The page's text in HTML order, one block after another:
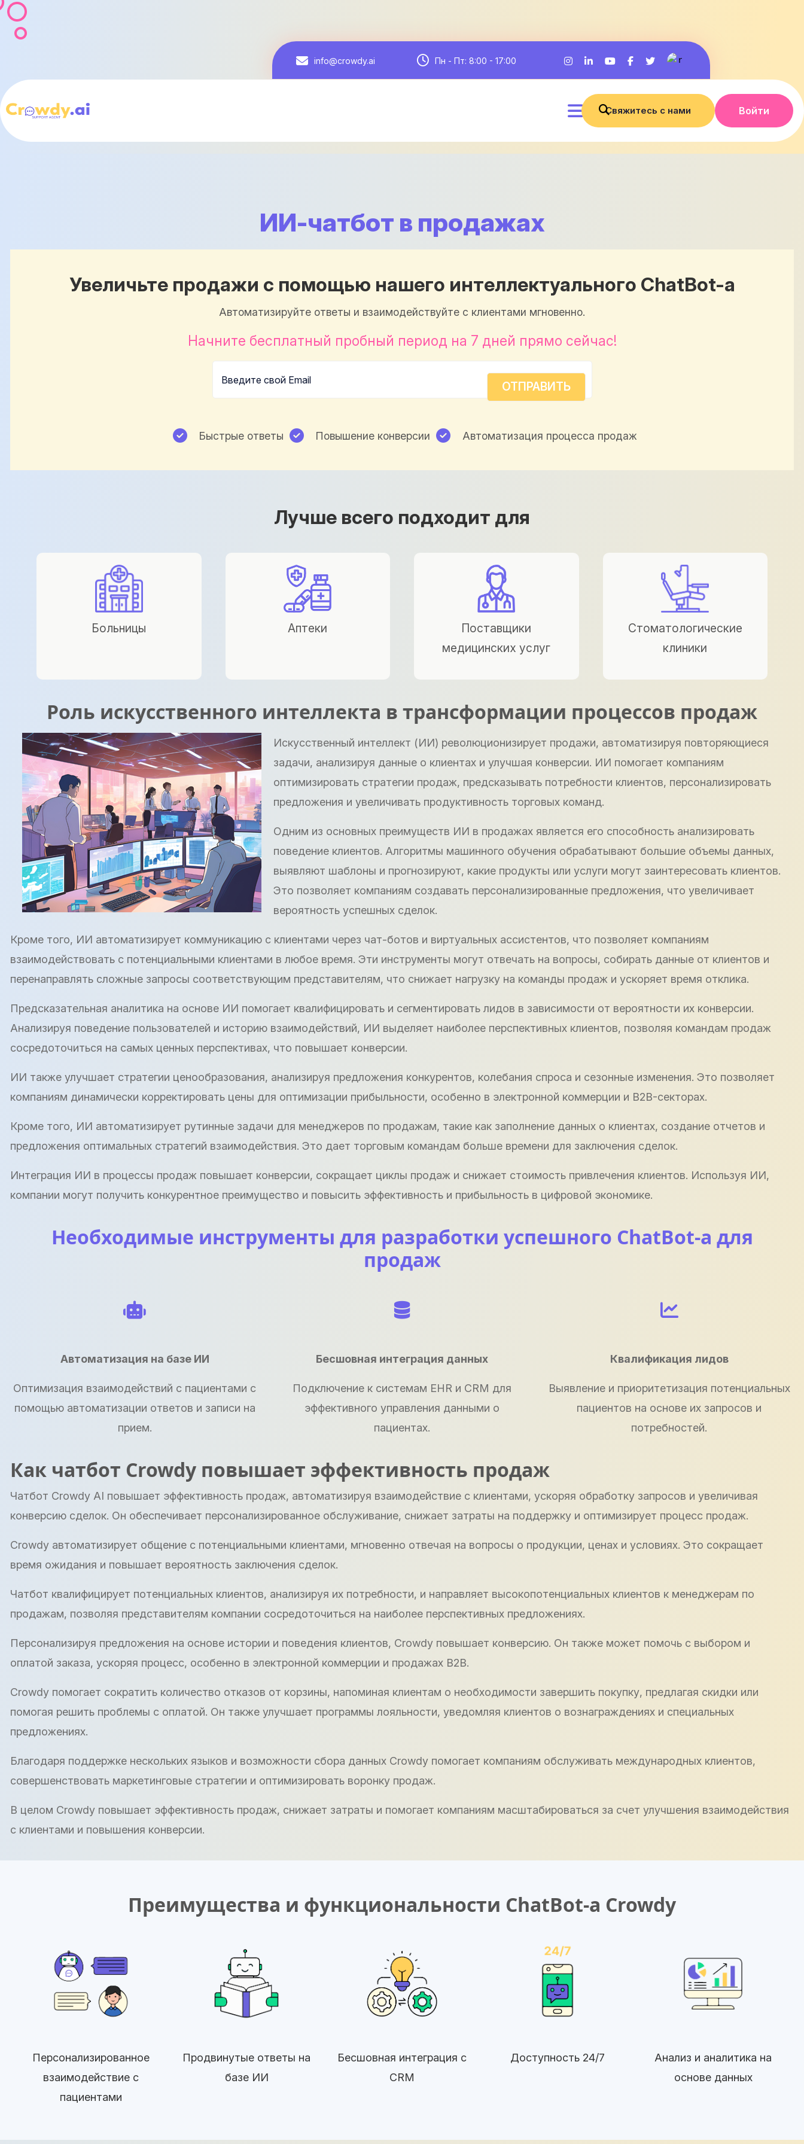
info@crowdy.ai Пн - Пт: 8:00 - 17:00
Свяжитесь с нами Войти
ИИ-чатбот в продажах
Увеличьте продажи с помощью нашего интеллектуального ChatBot-а
Автоматизируйте ответы и взаимодействуйте с клиентами мгновенно.
Начните бесплатный пробный период на 7 дней прямо сейчас!
Быстрые ответы Повышение конверсии Автоматизация процесса продаж
Лучше всего подходит для
Больницы Аптеки
Поставщики
медицинских услуг
Стоматологические
клиники
Роль искусственного интеллекта в трансформации процессов продаж
Искусственный интеллект (ИИ) революционизирует продажи, автоматизируя повторяющиеся
задачи, анализируя данные о клиентах и улучшая конверсии. ИИ помогает компаниям
оптимизировать стратегии продаж, предсказывать потребности клиентов, персонализировать
предложения и увеличивать продуктивность торговых команд.
Одним из основных преимуществ ИИ в продажах является его способность анализировать
поведение клиентов. Алгоритмы машинного обучения обрабатывают большие объемы данных,
выявляют шаблоны и прогнозируют, какие продукты или услуги могут заинтересовать клиентов.
Это позволяет компаниям создавать персонализированные предложения, что увеличивает
вероятность успешных сделок.
Кроме того, ИИ автоматизирует коммуникацию с клиентами через чат-ботов и виртуальных ассистентов, что позволяет компаниям
взаимодействовать с потенциальными клиентами в любое время. Эти инструменты могут отвечать на вопросы, собирать данные от клиентов и
перенаправлять сложные запросы соответствующим представителям, что снижает нагрузку на команды продаж и ускоряет время отклика.
Предсказательная аналитика на основе ИИ помогает квалифицировать и сегментировать лидов в зависимости от вероятности их конверсии.
Анализируя поведение пользователей и историю взаимодействий, ИИ выделяет наиболее перспективных клиентов, позволяя командам продаж
сосредоточиться на самых ценных перспективах, что повышает конверсии.
ИИ также улучшает стратегии ценообразования, анализируя предложения конкурентов, колебания спроса и сезонные изменения. Это позволяет
компаниям динамически корректировать цены для оптимизации прибыльности, особенно в электронной коммерции и B2B-секторах.
Кроме того, ИИ автоматизирует рутинные задачи для менеджеров по продажам, такие как заполнение данных о клиентах, создание отчетов и
предложения оптимальных стратегий взаимодействия. Это дает торговым командам больше времени для заключения сделок.
Интеграция ИИ в процессы продаж повышает конверсии, сокращает циклы продаж и снижает стоимость привлечения клиентов. Используя ИИ,
компании могут получить конкурентное преимущество и повысить эффективность и прибыльность в цифровой экономике.
Необходимые инструменты для разработки успешного ChatBot-а для
продаж
Автоматизация на базе ИИ
Оптимизация взаимодействий с пациентами с
помощью автоматизации ответов и записи на
прием.
Бесшовная интеграция данных
Подключение к системам EHR и CRM для
эффективного управления данными о
пациентах.
Квалификация лидов
Выявление и приоритетизация потенциальных
пациентов на основе их запросов и
потребностей.
Как чатбот Crowdy повышает эффективность продаж
Чатбот Crowdy AI повышает эффективность продаж, автоматизируя взаимодействие с клиентами, ускоряя обработку запросов и увеличивая
конверсию сделок. Он обеспечивает персонализированное обслуживание, снижает затраты на поддержку и оптимизирует процесс продаж.
Crowdy автоматизирует общение с потенциальными клиентами, мгновенно отвечая на вопросы о продукции, ценах и условиях. Это сокращает
время ожидания и повышает вероятность заключения сделок.
Чатбот квалифицирует потенциальных клиентов, анализируя их потребности, и направляет высокопотенциальных клиентов к менеджерам по
продажам, позволяя представителям компании сосредоточиться на наиболее перспективных предложениях.
Персонализируя предложения на основе истории и поведения клиентов, Crowdy повышает конверсию. Он также может помочь с выбором и
оплатой заказа, ускоряя процесс, особенно в электронной коммерции и продажах B2B.
Crowdy помогает сократить количество отказов от корзины, напоминая клиентам о необходимости завершить покупку, предлагая скидки или
помогая решить проблемы с оплатой. Он также улучшает программы лояльности, уведомляя клиентов о вознаграждениях и специальных
предложениях.
Благодаря поддержке нескольких языков и возможности сбора данных Crowdy помогает компаниям обслуживать международных клиентов,
совершенствовать маркетинговые стратегии и оптимизировать воронку продаж.
В целом Crowdy повышает эффективность продаж, снижает затраты и помогает компаниям масштабироваться за счет улучшения взаимодействия
с клиентами и повышения конверсии.
Преимущества и функциональности ChatBot-а Crowdy
Персонализированное
взаимодействие с
пациентами
Продвинутые ответы на
базе ИИ
Бесшовная интеграция с
CRM
Доступность 24/7
Анализ и аналитика на
основе данных